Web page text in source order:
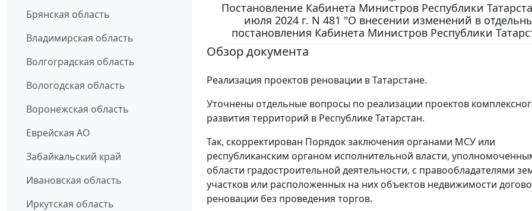
Брянская область
Владимирская область
Волгоградская область
Вологодская область
Воронежская область
Еврейская АО
Забайкальский край
Ивановская область
Иркутская область
Постановление Кабинета Министров Республики
июля 2024 г. N 481 "О внесении изменений в
постановления Кабинета Министров Республики
Обзор документа
Реализация проектов реновации в Татарстане.
Уточнены отдельные вопросы по реализации проектов
развития территорий в Республике Татарстан.
Так, скорректирован Порядок заключения органами МСУ или
республиканским органом исполнительной власти,
области градостроительной деятельности, с правообладателями
участков или расположенных на них объектов недвижимости
реновации без проведения торгов.